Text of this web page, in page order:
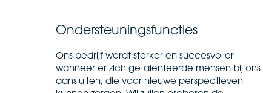
Ondersteuningsfuncties
Ons bedrijf wordt sterker en succesvoller
wanneer er zich getalenteerde mensen bij ons
aansluiten, die voor nieuwe perspectieven